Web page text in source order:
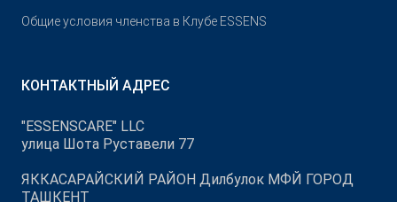
Общие условия членства в Клубе ESSENS
КОНТАКТНЫЙ АДРЕС
"ESSENSCARE" LLC
улица Шота Руставели 77
ЯККАСАРАЙСКИЙ РАЙОН Дилбулок МФЙ ГОРОД
ТАШКЕНТ